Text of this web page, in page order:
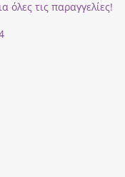
τις παραγγελίες!